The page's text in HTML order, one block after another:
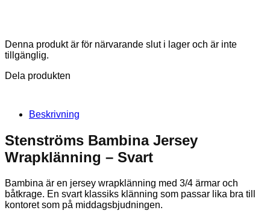
Denna produkt är för närvarande slut i lager och är inte
tillgänglig.
Dela produkten
Beskrivning
Stenströms Bambina Jersey
Wrapklänning – Svart
Bambina är en jersey wrapklänning med 3/4 ärmar och
båtkrage. En svart klassiks klänning som passar lika bra till
kontoret som på middagsbjudningen.